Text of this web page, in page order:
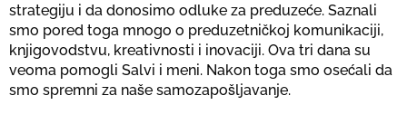
strategiju i da donosimo odluke za preduzeće. Saznali
smo pored toga mnogo o preduzetničkoj komunikaciji,
knjigovodstvu, kreativnosti i inovaciji. Ova tri dana su
veoma pomogli Salvi i meni. Nakon toga smo osećali da
smo spremni za naše samozapošljavanje.